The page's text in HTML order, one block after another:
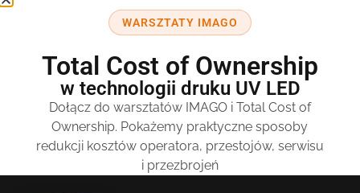
Urządzenie do drukowania na przedmiotach
cylindrycznych.
Dowiedz się więcej
WARSZTATY IMAGO
Total Cost of Ownership
w technologii druku UV LED
Dołącz do warsztatów IMAGO i Total Cost of
Ownership. Pokażemy praktyczne sposoby
redukcji kosztów operatora, przestojów, serwisu
i przezbrojeń